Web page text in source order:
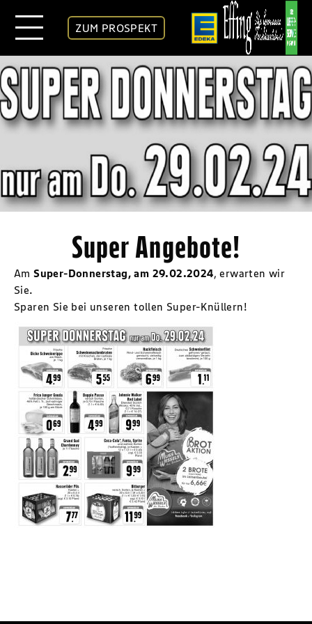
ZUM PROSPEKT
Super Angebote!
AmSuper-Donnerstag, am 29.02.2024, erwarten wir
Sie.
Sparen Sie bei unseren tollen Super-Knüllern!